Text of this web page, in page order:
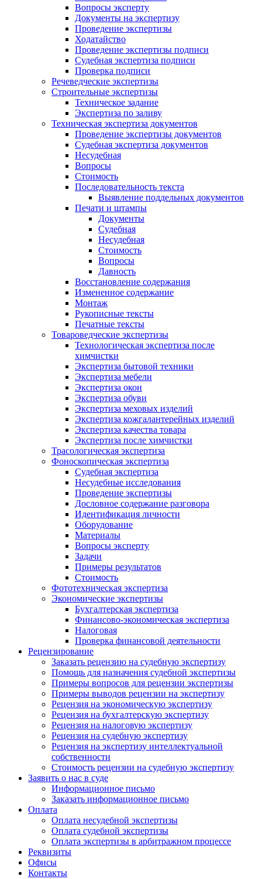
Вопросы эксперту
Документы на экспертизу
Проведение экспертизы
Ходатайство
Проведение экспертизы подписи
Судебная экспертиза подписи
Проверка подписи
Речеведческие экспертизы
Строительные экспертизы
Техническое задание
Экспертиза по заливу
Техническая экспертиза документов
Проведение экспертизы документов
Судебная экспертиза документов
Несудебная
Вопросы
Стоимость
Последовательность текста
Выявление поддельных документов
Печати и штампы
Документы
Судебная
Несудебная
Стоимость
Вопросы
Давность
Восстановление содержания
Измененное содержание
Монтаж
Рукописные тексты
Печатные тексты
Товароведческие экспертизы
Технологическая экспертиза после
химчистки
Экспертиза бытовой техники
Экспертиза мебели
Экспертиза окон
Экспертиза обуви
Экспертиза меховых изделий
Экспертиза кожгалантерейных изделий
Экспертиза качества товара
Экспертиза после химчистки
Трасологическая экспертиза
Фоноскопическая экспертиза
Судебная экспертиза
Несудебные исследования
Проведение экспертизы
Дословное содержание разговора
Идентификация личности
Оборудование
Материалы
Вопросы эксперту
Задачи
Примеры результатов
Стоимость
Фототехническая экспертиза
Экономические экспертизы
Бухгалтерская экспертиза
Финансово-экономическая экспертиза
Налоговая
Проверка финансовой деятельности
Рецензирование
Заказать рецензию на судебную экспертизу
Помощь для назначения судебной экспертизы
Примеры вопросов для рецензии экспертизы
Примеры выводов рецензии на экспертизу
Рецензия на экономическую экспертизу
Рецензия на бухгалтерскую экспертизу
Рецензия на налоговую экспертизу
Рецензия на судебную экспертизу
Рецензия на экспертизу интеллектуальной
собственности
Стоимость рецензии на судебную экспертизу
Заявить о нас в суде
Информационное письмо
Заказать информационное письмо
Оплата
Оплата несудебной экспертизы
Оплата судебной экспертизы
Оплата экспертизы в арбитражном процессе
Реквизиты
Офисы
Контакты